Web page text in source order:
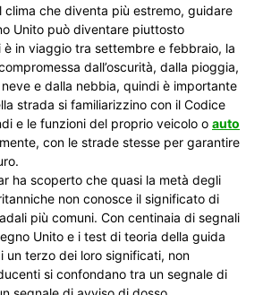
clima che diventa più estremo, guidare
Unito può diventare piuttosto
è in viaggio tra settembre e febbraio, la
dall’oscurità, dalla pioggia,
e dalla nebbia, quindi è importante
strada si familiarizzino con il Codice
e le funzioni del proprio veicolo o auto
con le strade stesse per garantire
ha scoperto che quasi la metà degli
non conosce il significato di
più comuni. Con centinaia di segnali
Unito e i test di teoria della guida
un terzo dei loro significati, non
si confondano tra un segnale di